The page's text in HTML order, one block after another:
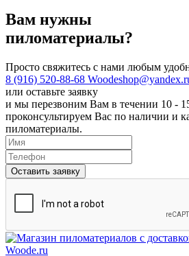
Вам нужны
пиломатериалы?
Просто свяжитесь с нами любым
8 (916) 520-88-68
или оставьте заявку
и мы перезвоним Вам в течении 10 -
проконсультируем Вас по наличии и
пиломатериалы.
Оставить заявку